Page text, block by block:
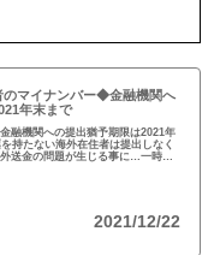
マイナンバー◆金融機関へ
年末まで
融機関への提出猶予期限は2021年
持たない海外在住者は提出しなく
送金の問題が生じる事に…一時帰
2021/12/22